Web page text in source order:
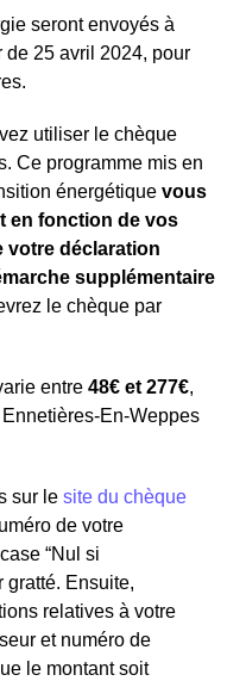
seront envoyés à
de 25 avril 2024, pour
utiliser le chèque
Ce programme mis en
énergétique vous
en fonction de vos
votre déclaration
supplémentaire
le chèque par
entre 48€ et 277€,
En-Weppes
sur le site du chèque
de votre
“Nul si
gratté. Ensuite,
relatives à votre
et numéro de
le montant soit